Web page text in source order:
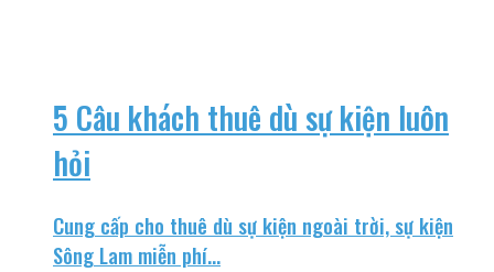
5 Câu khách thuê dù sự kiện luôn
hỏi
Cung cấp cho thuê dù sự kiện ngoài trời, sự kiện
Sông Lam miễn phí...